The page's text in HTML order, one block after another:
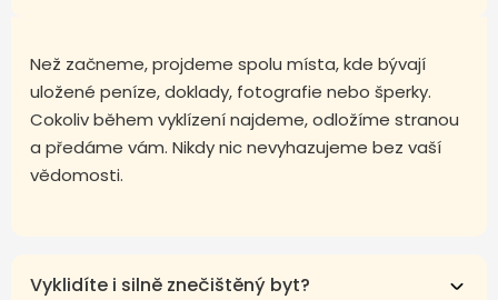
Než začneme, projdeme spolu místa, kde bývají
uložené peníze, doklady, fotografie nebo šperky.
Cokoliv během vyklízení najdeme, odložíme stranou
a předáme vám. Nikdy nic nevyhazujeme bez vaší
vědomosti.
Vyklidíte i silně znečištěný byt?